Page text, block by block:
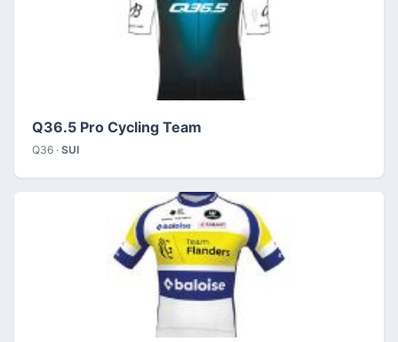
Q36.5 Pro Cycling Team
Q36 · SUI